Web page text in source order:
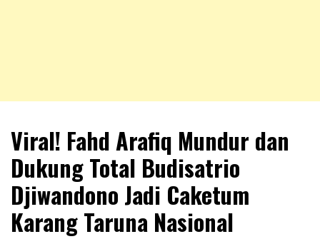
NKRIPOST
Viral! Fahd Arafiq Mundur dan
Dukung Total Budisatrio
Djiwandono Jadi Caketum
Karang Taruna Nasional